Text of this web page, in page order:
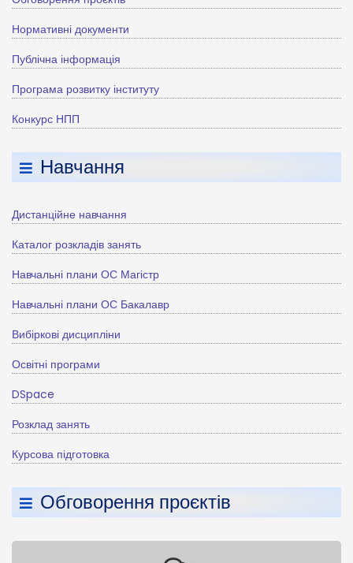
Нормативні документи
Публічна інформація
Програма розвитку інституту
Конкурс НПП
Навчання
Дистанційне навчання
Каталог розкладів занять
Навчальні плани ОС Магістр
Навчальні плани ОС Бакалавр
Вибіркові дисципліни
Освітні програми
DSpace
Розклад занять
Курсова підготовка
Обговорення проєктів